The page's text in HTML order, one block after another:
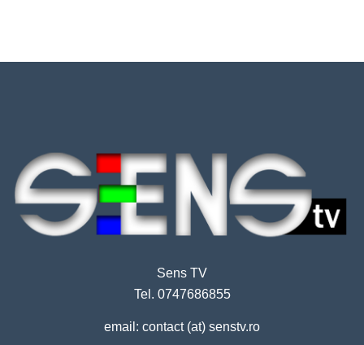
Sens TV
Tel. 0747686855
email: contact (at) senstv.ro